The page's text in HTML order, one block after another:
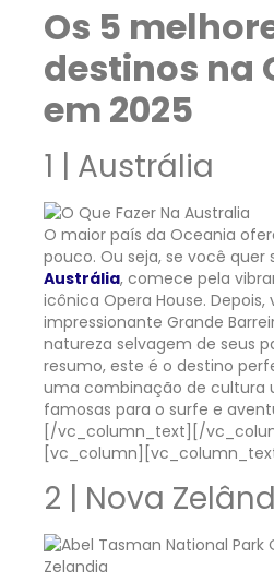
Os 5
destinos na
em 2025
1 | Austrália
O maior país da Oceania
pouco. Ou seja, se você quer
Austrália, comece pela
icônica Opera House. Depois,
impressionante Grande
natureza selvagem de seus
resumo, este é o destino
uma combinação de cultura
famosas para o surfe e
[/vc_column_text][/
2 | Nova